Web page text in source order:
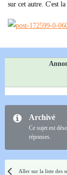
sur cet autre. C'est la
Archivé
Ce sujet est
réponses.
Aller sur la liste des